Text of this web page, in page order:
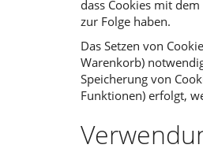
dass Cookies mit
zur Folge haben.
Das Setzen von
Warenkorb)
Speicherung von
Funktionen) erfolgt,